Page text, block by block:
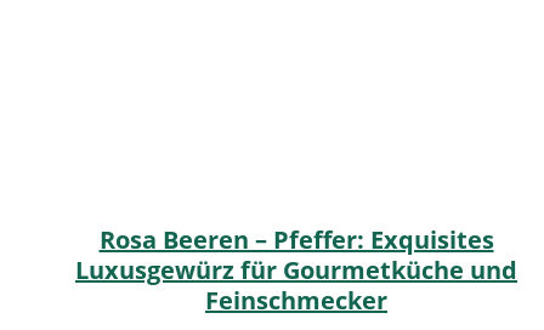
Rosa Beeren – Pfeffer: Exquisites
Luxusgewürz für Gourmetküche und
Feinschmecker